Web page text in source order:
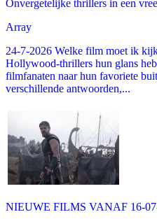
Onvergetelijke thrillers in een
Array
24-7-2026 Welke film moet ik
Hollywood-thrillers hun glans
filmfanaten naar hun favoriete
verschillende antwoorden,...
NIEUWE FILMS VANAF 16-